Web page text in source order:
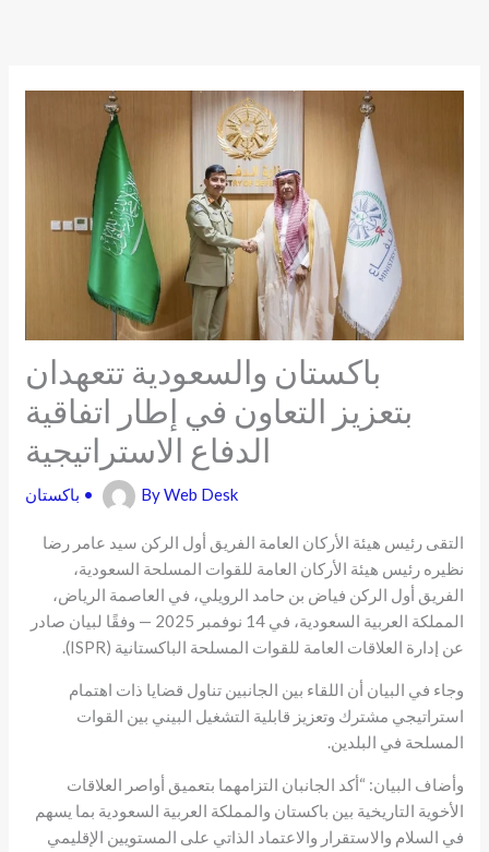
باكستان والسعودية تتعهدان
بتعزيز التعاون في إطار اتفاقية
الدفاع الاستراتيجية
باكستان • ByWeb Desk
التقى رئيس هيئة الأركان العامة الفريق أول الركن سيد عامر رضا
نظيره رئيس هيئة الأركان العامة للقوات المسلحة السعودية،
الفريق أول الركن فياض بن حامد الرويلي، في العاصمة الرياض،
المملكة العربية السعودية، في 14 نوفمبر 2025 — وفقًا لبيان صادر
عن إدارة العلاقات العامة للقوات المسلحة الباكستانية (ISPR).
وجاء في البيان أن اللقاء بين الجانبين تناول قضايا ذات اهتمام
استراتيجي مشترك وتعزيز قابلية التشغيل البيني بين القوات
المسلحة في البلدين.
وأضاف البيان: “أكد الجانبان التزامهما بتعميق أواصر العلاقات
الأخوية التاريخية بين باكستان والمملكة العربية السعودية بما يسهم
في السلام والاستقرار والاعتماد الذاتي على المستويين الإقليمي